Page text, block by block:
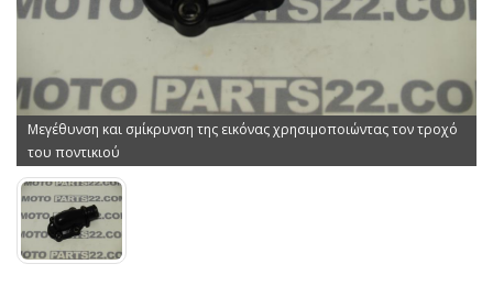
Μεγέθυνση και σμίκρυνση της εικόνας χρησιμοποιώντας τον τροχό
του ποντικιού